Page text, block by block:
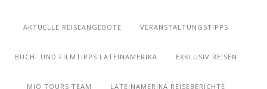
AKTUELLE REISEANGEBOTE VERANSTALTUNGSTIPPS
BUCH- UND FILMTIPPS LATEINAMERIKA EXKLUSIV REISEN
MIO TOURS TEAM LATEINAMERIKA REISEBERICHTE